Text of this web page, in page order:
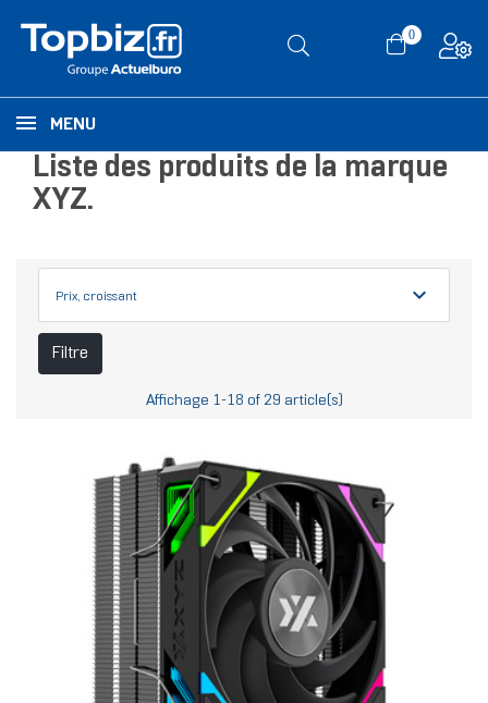
0
MENU
Liste des produits de la marque
XYZ.
Prix, croissant expand_more
Filtre
Affichage 1-18 of 29 article(s)